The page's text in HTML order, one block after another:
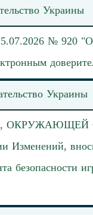
Украины
№ 920 "О
Украины
Изменений,
безопасности